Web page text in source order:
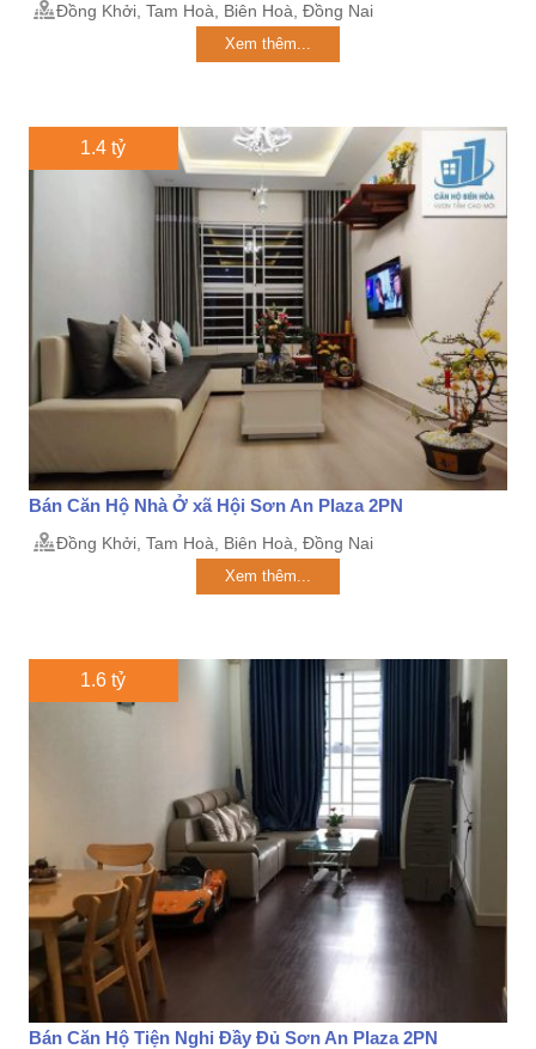
Đồng Khởi, Tam Hoà, Biên Hoà, Đồng Nai
Xem thêm...
1.4 tỷ
Bán Căn Hộ Nhà Ở xã Hội Sơn An Plaza 2PN
Đồng Khởi, Tam Hoà, Biên Hoà, Đồng Nai
Xem thêm...
1.6 tỷ
Bán Căn Hộ Tiện Nghi Đầy Đủ Sơn An Plaza 2PN